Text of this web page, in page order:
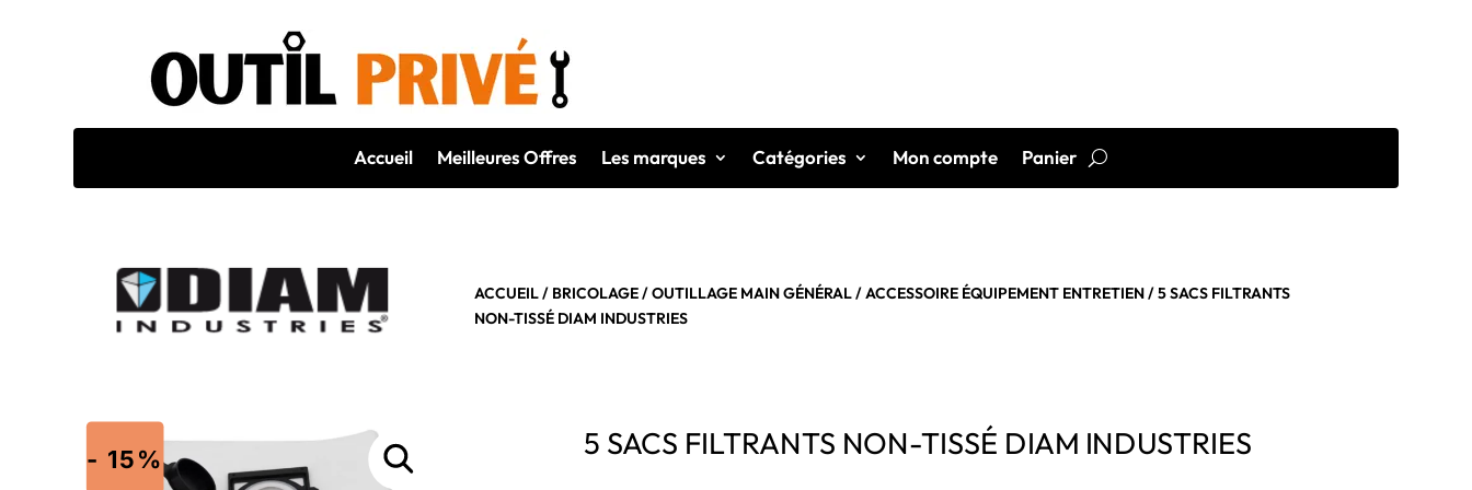
Accueil Meilleures Offres Les marques Catégories Mon compte Panier
ACCUEIL/ BRICOLAGE/OUTILLAGE MAIN GÉNÉRAL/ACCESSOIRE ÉQUIPEMENT ENTRETIEN/ 5 SACS FILTRANTS
NON-TISSÉ DIAM INDUSTRIES
- 15% 5 SACS FILTRANTS NON-TISSÉ DIAM INDUSTRIES